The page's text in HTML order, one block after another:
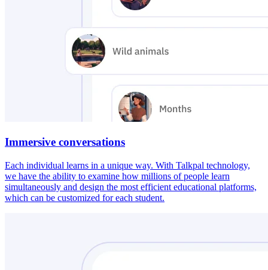
Immersive conversations
Each individual learns in a unique way. With Talkpal technology,
we have the ability to examine how millions of people learn
simultaneously and design the most efficient educational platforms,
which can be customized for each student.